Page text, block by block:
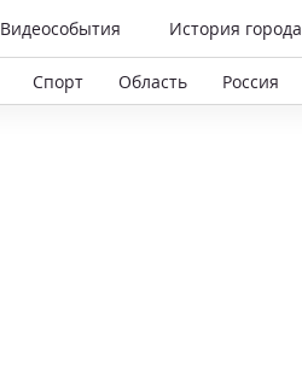
Видеособытия История города
Спорт Область Россия